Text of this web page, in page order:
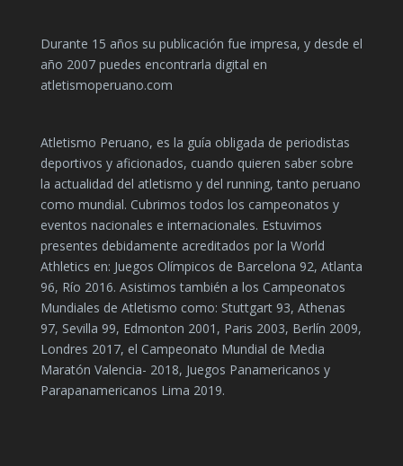
Durante 15 años su publicación fue impresa, y desde el
año 2007 puedes encontrarla digital en
atletismoperuano.com
Atletismo Peruano, es la guía obligada de periodistas
deportivos y aficionados, cuando quieren saber sobre
la actualidad del atletismo y del running, tanto peruano
como mundial. Cubrimos todos los campeonatos y
eventos nacionales e internacionales. Estuvimos
presentes debidamente acreditados por la World
Athletics en: Juegos Olímpicos de Barcelona 92, Atlanta
96, Río 2016. Asistimos también a los Campeonatos
Mundiales de Atletismo como: Stuttgart 93, Athenas
97, Sevilla 99, Edmonton 2001, Paris 2003, Berlín 2009,
Londres 2017, el Campeonato Mundial de Media
Maratón Valencia- 2018, Juegos Panamericanos y
Parapanamericanos Lima 2019.